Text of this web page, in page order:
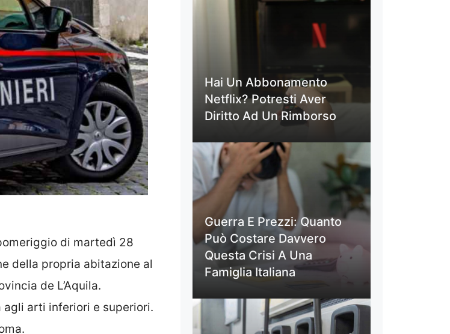
di martedì 28
della propria abitazione al
de L’Aquila.
arti inferiori e superiori.
Hai Un Abbonamento
Netflix? Potresti Aver
Diritto Ad Un Rimborso
Guerra E Prezzi: Quanto
Può Costare Davvero
Questa Crisi A Una
Famiglia Italiana